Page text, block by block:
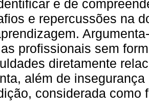
e de
e repercussões na
profissionais sem
diretamente
além de
considerada como